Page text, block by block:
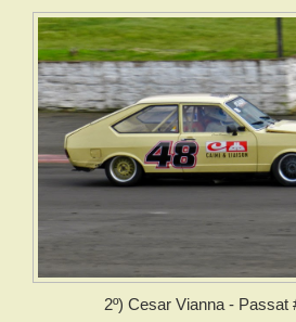
2º) Cesar Vianna - Passat